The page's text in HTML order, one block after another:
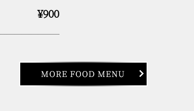
¥900